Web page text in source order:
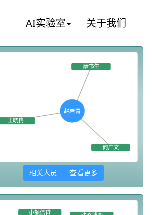
AI实验室 关于我们
相关人员 查看更多